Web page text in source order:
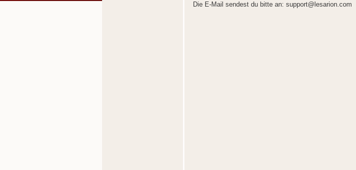
Die E-Mail sendest du bitte an: support@lesarion.com